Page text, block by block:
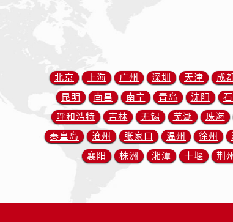
北京市朝阳区建国门外大
北京市东城区东长安街1
内蒙古自治区阿拉善盟市
内蒙古自治区巴彦淖尔市
内蒙古自治区包头市青山
内蒙古自治区赤峰市红山
内蒙古自治区鄂尔多斯市
内蒙古自治区呼伦贝尔市
内蒙古自治区乌兰察布市
北京 上海 广州 深圳 天津 成
昆明
南昌 南宁 青岛 沈阳
呼和浩特
吉林 无锡 芜湖 珠海
秦皇岛
沧州 张家口 温州 徐州
襄阳
株洲 湘潭 十堰 荆州